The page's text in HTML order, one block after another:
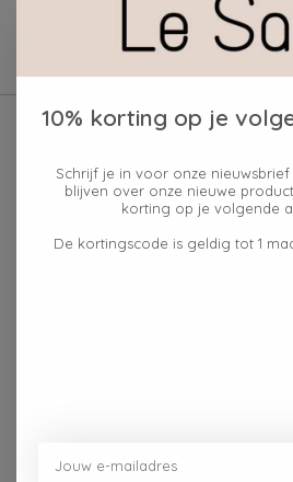
zaterdag 10u - 17u ---zondag
10% korting op je
Schrijf je in voor onze
blijven over onze nieuwe
korting op je volgende
De kortingscode is geldig tot 1